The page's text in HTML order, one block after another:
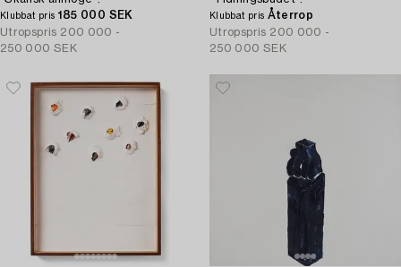
Klubbat pris 185 000 SEK
Utropspris 200 000 -
250 000 SEK
Klubbat pris Återrop
Utropspris 200 000 -
250 000 SEK